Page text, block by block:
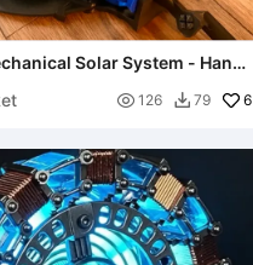
Solar System - Hand-
 126  79 6